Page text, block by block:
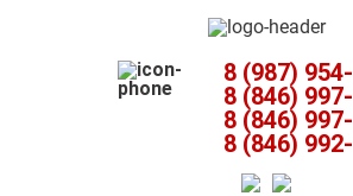
8 (987)
8 (846)
8 (846)
8 (846)